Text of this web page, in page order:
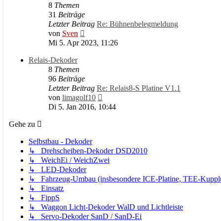
8 Themen
31 Beiträge
Letzter Beitrag Re: Bühnenbelegmeldung
von Sven
Beitrag
Mi 5. Apr 2023, 11:26
Relais-Dekoder
8 Themen
96 Beiträge
Letzter Beitrag Re: Relais8-S Platine V1.1
von limagolf10
Beitrag
Di 5. Jan 2016, 10:44
Gehe zu
Selbstbau - Dekoder
↳ Drehscheiben-Dekoder DSD2010
↳ WeichEi / WeichZwei
↳ LED-Dekoder
↳ Fahrzeug-Umbau (insbesondere ICE-Platine, TEE-
↳ Einsatz
↳ FippS
↳ Waggon Licht-Dekoder WalD und Lichtleiste
↳ Servo-Dekoder SanD / SanD-Ei